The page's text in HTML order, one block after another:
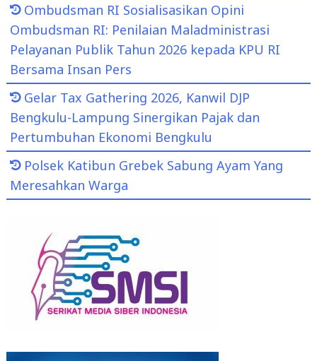
Ombudsman RI Sosialisasikan Opini
Ombudsman RI: Penilaian Maladministrasi
Pelayanan Publik Tahun 2026 kepada KPU RI
Bersama Insan Pers
Gelar Tax Gathering 2026, Kanwil DJP
Bengkulu-Lampung Sinergikan Pajak dan
Pertumbuhan Ekonomi Bengkulu
Polsek Katibun Grebek Sabung Ayam Yang
Meresahkan Warga